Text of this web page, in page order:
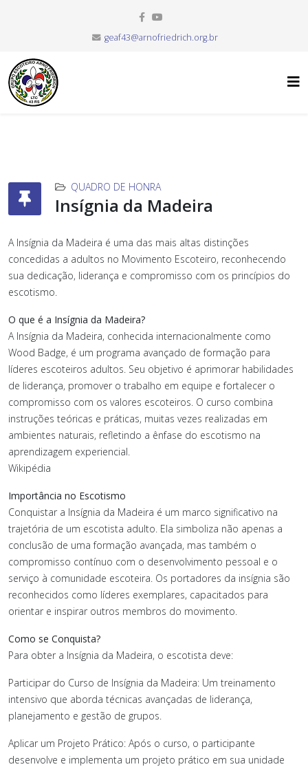
geaf43@arnofriedrich.org.br
QUADRO DE HONRA
Insígnia da Madeira
A Insígnia da Madeira é uma das mais altas distinções
concedidas a adultos no Movimento Escoteiro, reconhecendo
sua dedicação, liderança e compromisso com os princípios do
escotismo.
O que é a Insígnia da Madeira?
A Insígnia da Madeira, conhecida internacionalmente como
Wood Badge, é um programa avançado de formação para
líderes escoteiros adultos. Seu objetivo é aprimorar habilidades
de liderança, promover o trabalho em equipe e fortalecer o
compromisso com os valores escoteiros. O curso combina
instruções teóricas e práticas, muitas vezes realizadas em
ambientes naturais, refletindo a ênfase do escotismo na
aprendizagem experiencial.
Wikipédia
Importância no Escotismo
Conquistar a Insígnia da Madeira é um marco significativo na
trajetória de um escotista adulto. Ela simboliza não apenas a
conclusão de uma formação avançada, mas também o
compromisso contínuo com o desenvolvimento pessoal e o
serviço à comunidade escoteira. Os portadores da insígnia são
reconhecidos como líderes exemplares, capacitados para
orientar e inspirar outros membros do movimento.
Como se Conquista?
Para obter a Insígnia da Madeira, o escotista deve:
Participar do Curso de Insígnia da Madeira: Um treinamento
intensivo que aborda técnicas avançadas de liderança,
planejamento e gestão de grupos.
Aplicar um Projeto Prático: Após o curso, o participante
desenvolve e implementa um projeto prático em sua unidade